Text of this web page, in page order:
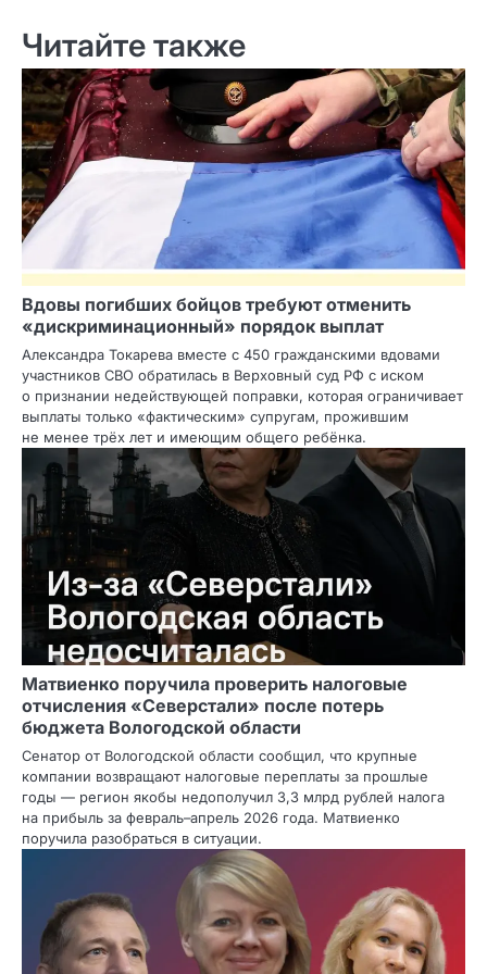
Читайте также
Вдовы погибших бойцов требуют отменить
«дискриминационный» порядок выплат
Александра Токарева вместе с 450 гражданскими вдовами
участников СВО обратилась в Верховный суд РФ с иском
о признании недействующей поправки, которая ограничивает
выплаты только «фактическим» супругам, прожившим
не менее трёх лет и имеющим общего ребёнка.
Матвиенко поручила проверить налоговые
отчисления «Северстали» после потерь
бюджета Вологодской области
Сенатор от Вологодской области сообщил, что крупные
компании возвращают налоговые переплаты за прошлые
годы — регион якобы недополучил 3,3 млрд рублей налога
на прибыль за февраль–апрель 2026 года. Матвиенко
поручила разобраться в ситуации.